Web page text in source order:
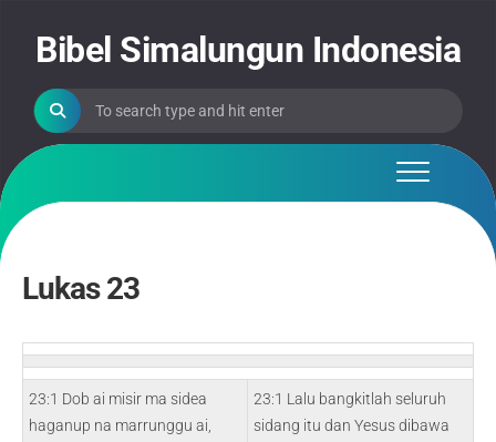
contentBibel Simalungun Indonesia
Lukas 23
23:1 Dob ai misir ma sidea
haganup na marrunggu ai,
23:1 Lalu bangkitlah seluruh
sidang itu dan Yesus dibawa